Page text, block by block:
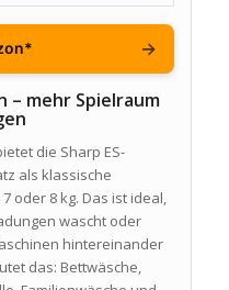
→
– mehr Spielraum
die Sharp ES-
als klassische
oder 8 kg. Das ist ideal,
wascht oder
hintereinander
das: Bettwäsche,